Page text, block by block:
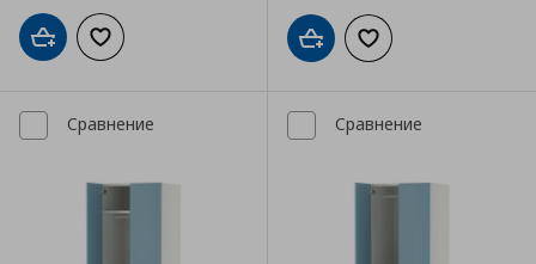
Добави в кошницата
Добави към списъка с любимиДобави в кошницата
Добави към
Сравнение Сравнение